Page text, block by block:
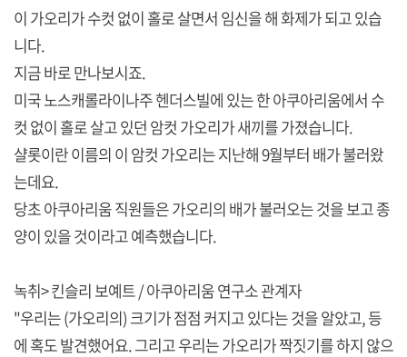
이 가오리가 수컷 없이 홀로 살면서 임신을 해 화제가 되고 있습
니다.
지금 바로 만나보시죠.
미국 노스캐롤라이나주 헨더스빌에 있는 한 아쿠아리움에서 수
컷 없이 홀로 살고 있던 암컷 가오리가 새끼를 가졌습니다.
샬롯이란 이름의 이 암컷 가오리는 지난해 9월부터 배가 불러왔
는데요.
당초 아쿠아리움 직원들은 가오리의 배가 불러오는 것을 보고 종
양이 있을 것이라고 예측했습니다.
녹취> 킨슬리 보예트 / 아쿠아리움 연구소 관계자
"우리는 (가오리의) 크기가 점점 커지고 있다는 것을 알았고, 등
에 혹도 발견했어요. 그리고 우리는 가오리가 짝짓기를 하지 않으